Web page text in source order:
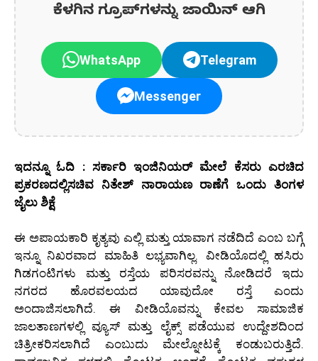
ಕೆಳಗಿನ ಗ್ರೂಪ್‌ಗಳನ್ನು ಜಾಯಿನ್ ಆಗಿ
WhatsApp Telegram
Messenger
ಇದನ್ನೂ ಓದಿ : ಸರ್ಕಾರಿ ಇಂಜಿನಿಯರ್ ಮೇಲೆ ಕೆಸರು ಎರಚಿದ
ಪ್ರಕರಣದಲ್ಲಿಸಚಿವ ನಿತೇಶ್ ನಾರಾಯಣ ರಾಣೆಗೆ ಒಂದು ತಿಂಗಳ
ಜೈಲು ಶಿಕ್ಷೆ
ಈ ಅಪಾಯಕಾರಿ ಕೃತ್ಯವು ಎಲ್ಲಿ ಮತ್ತು ಯಾವಾಗ ನಡೆದಿದೆ ಎಂಬ ಬಗ್ಗೆ
ಇನ್ನೂ ನಿಖರವಾದ ಮಾಹಿತಿ ಲಭ್ಯವಾಗಿಲ್ಲ. ವೀಡಿಯೊದಲ್ಲಿ ಹಸಿರು
ಗಿಡಗಂಟಿಗಳು ಮತ್ತು ರಸ್ತೆಯ ಪರಿಸರವನ್ನು ನೋಡಿದರೆ ಇದು
ನಗರದ ಹೊರವಲಯದ ಯಾವುದೋ ರಸ್ತೆ ಎಂದು
ಅಂದಾಜಿಸಲಾಗಿದೆ. ಈ ವೀಡಿಯೊವನ್ನು ಕೇವಲ ಸಾಮಾಜಿಕ
ಜಾಲತಾಣಗಳಲ್ಲಿ ವ್ಯೂಸ್ ಮತ್ತು ಲೈಕ್ಸ್ ಪಡೆಯುವ ಉದ್ದೇಶದಿಂದ
ಚಿತ್ರೀಕರಿಸಲಾಗಿದೆ ಎಂಬುದು ಮೇಲ್ನೋಟಕ್ಕೆ ಕಂಡುಬರುತ್ತಿದೆ.